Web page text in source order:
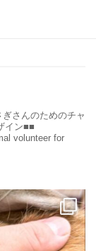
ぎさんのためのチャ
イン■■
volunteer for